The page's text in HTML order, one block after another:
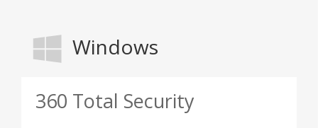
Windows
360 Total Security